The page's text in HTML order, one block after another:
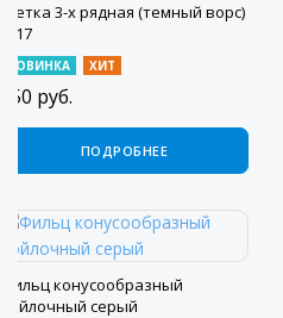
Щетка 3-х рядная (темный ворс)
№17
НОВИНКА ХИТ
250 руб.
ПОДРОБНЕЕ
Фильц конусообразный
войлочный серый